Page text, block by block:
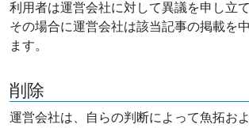
利用者は運営会社に対して異議を申し立
その場合に運営会社は該当記事の掲載を
ます。
削除
運営会社は、自らの判断によって魚拓お